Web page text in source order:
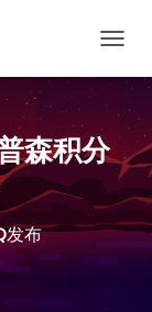
换
航
森积分
发布